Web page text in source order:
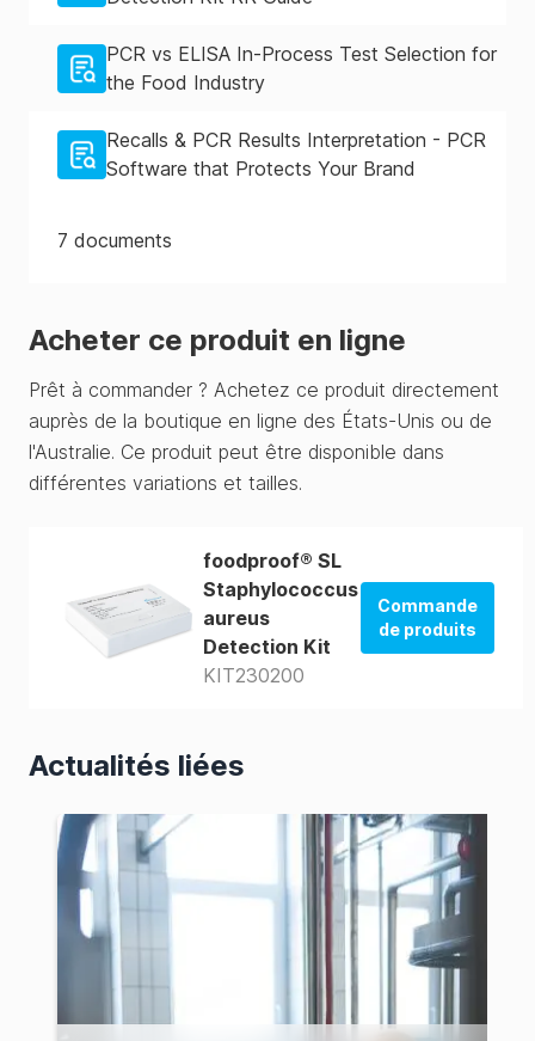
PCR vs ELISA In-Process Test Selection for
the Food Industry
Recalls & PCR Results Interpretation - PCR
Software that Protects Your Brand
7 documents
Acheter ce produit en ligne
Prêt à commander ? Achetez ce produit directement
auprès de la boutique en ligne des États-Unis ou de
l'Australie. Ce produit peut être disponible dans
différentes variations et tailles.
foodproof® SL
Staphylococcus
aureus
Detection Kit
KIT230200
Commande
de produits
Actualités liées